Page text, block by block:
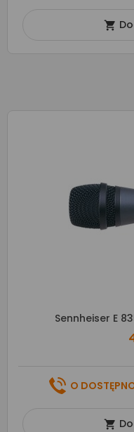

Sennheiser E
O
